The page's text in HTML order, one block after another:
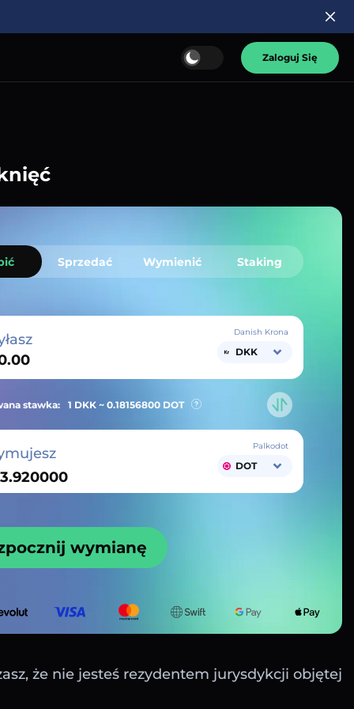
Zaloguj Się
Sprzedać Wymienić Staking
Danish Krona
DKK
stawka: 1 DKK ~ 0.18156800 DOT
Palkodot
DOT
wymianę
że nie jesteś rezydentem jurysdykcji objętej